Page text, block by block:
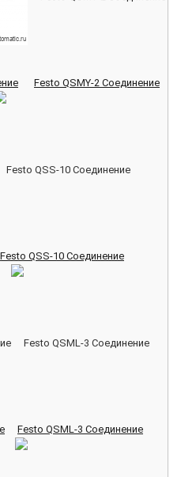
Festo QSMY-2 Соединение
Festo QSS-10 Соединение
Festo QSML-3 Соединение